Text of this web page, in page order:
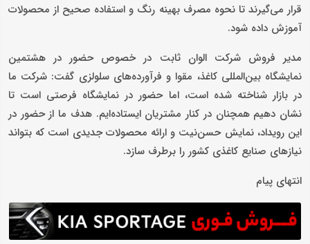
قرار می‌گیرند تا نحوه مصرف بهینه رنگ و استفاده صحیح از محصولات
آموزش داده شود.
مدیر فروش شرکت الوان ثابت در خصوص حضور در هشتمین
نمایشگاه بین‌المللی کاغذ، مقوا و فرآورده‌های سلولزی گفت: شرکت ما
در بازار شناخته شده است، اما حضور در نمایشگاه فرصتی است تا
نشان دهیم همچنان در کنار مشتریان ایستاده‌ایم. هدف ما از حضور در
این رویداد، نمایش حسن‌نیت و ارائه محصولات جدیدی است که بتواند
نیازهای صنایع کاغذی کشور را برطرف سازد.
انتهای پیام